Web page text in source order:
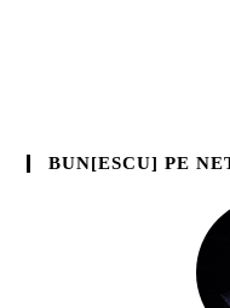
BUN[ESCU] PE